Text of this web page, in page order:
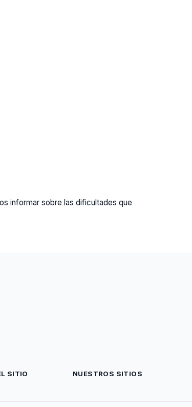
informar sobre las dificultades que
SITIO NUESTROS SITIOS